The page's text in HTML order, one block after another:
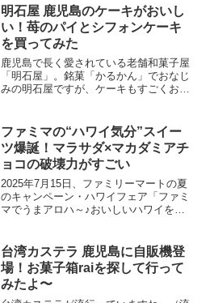
ドリンクにしてもおいしい、斬新なスイ
ーツ「Frozen Party ピスタチオ」、新
商品です＾＾
明石屋 鹿児島のケーキがおいし
い！苺のパイとシフォンケーキ
を買ってみた
鹿児島で長く愛されている老舗和菓子屋
「明石屋」。銘菓「かるかん」でおなじ
みの明石屋ですが、ケーキもすごくおい
いしい苺のパイをご紹介します。
ファミマの“ハワイ気分”スイー
ツ爆誕！マラサダ×マカダミアチ
ョコの破壊力がすごい
2025年7月15日、ファミリーマートの夏
のキャンペーン・ハワイフェア「ファミ
マでうまアロハ～♪おいしいハワイを食
ョコホイップを詰めた新作マラサダ
（147円・税込158円）。ハワイ旅行は
難しくても、通勤前に手軽に“南国スイ
ーツ旅”ができる一品です。今回は発売
翌日に購入し、味・食感・コスパを女性
台湾カステラ 鹿児島に自販機登
場！お菓子箱raiを探して行って
みたよ〜